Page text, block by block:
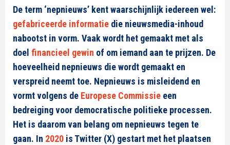
De term ‘nepnieuws’ kent waarschijnlijk iedereen wel:
gefabriceerde informatie die nieuwsmedia-inhoud
nabootst in vorm. Vaak wordt het gemaakt met als
doel financieel gewin of om iemand aan te prijzen. De
hoeveelheid nepnieuws die wordt gemaakt en
verspreid neemt toe. Nepnieuws is misleidend en
vormt volgens de Europese Commissie een
bedreiging voor democratische politieke processen.
Het is daarom van belang om nepnieuws tegen te
gaan. In 2020 is Twitter (X) gestart met het plaatsen